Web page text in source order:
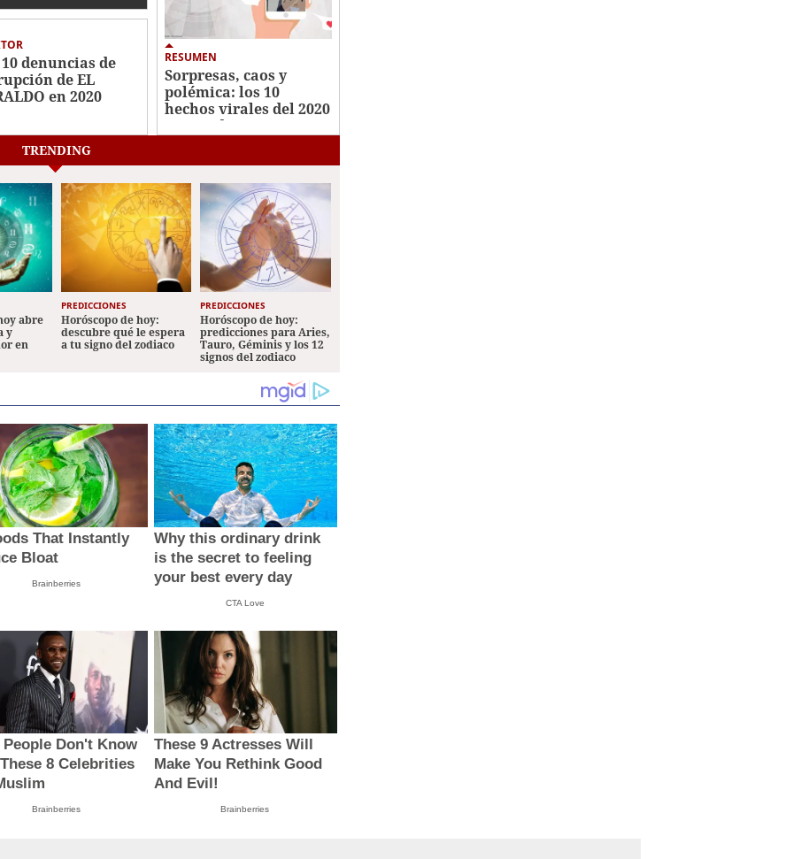
denuncias de
de EL
en 2020
RESUMEN
Sorpresas, caos y
polémica: los 10
hechos virales del 2020
en Honduras
TRENDING
abre
y
en
PREDICCIONES
Horóscopo de hoy:
descubre qué le espera
a tu signo del zodiaco
PREDICCIONES
Horóscopo de hoy:
predicciones para Aries,
Tauro, Géminis y los 12
signos del zodiaco
That Instantly
Bloat
Brainberries
Why this ordinary drink
is the secret to feeling
your best every day
CTA Love
People Don't Know
8 Celebrities
Brainberries
These 9 Actresses Will
Make You Rethink Good
And Evil!
Brainberries